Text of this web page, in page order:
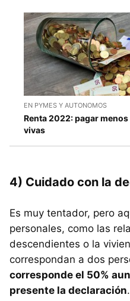
EN PYMES Y AUTONOMOS
Renta 2022: pagar
vivas
4) Cuidado con la
Es muy tentador, pero
personales, como las
descendientes o la
correspondan a dos
corresponde el 50%
presente la declaración.